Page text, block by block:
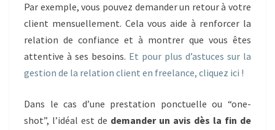
Par exemple, vous pouvez demander un retour à votre
client mensuellement. Cela vous aide à renforcer la
relation de confiance et à montrer que vous êtes
attentive à ses besoins. Et pour plus d’astuces sur la
gestion de la relation client en freelance, cliquez ici !
Dans le cas d’une prestation ponctuelle ou “one-
shot”, l’idéal est de demander un avis dès la fin de